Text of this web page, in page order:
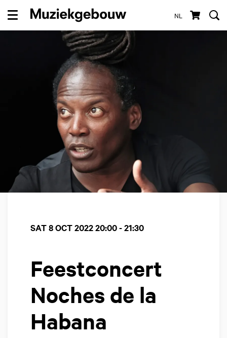
NL
Menu
Feestconcert
Noches de la
Habana
SAT 8 OCT 202220:00 - 21:30